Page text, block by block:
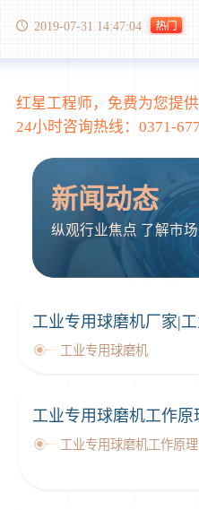
2019-07-31 14:47:04
红星工程师，免费为您提
24小时咨询热线： 0371-
新闻动态
纵观行业焦点 了解市
工业专用球磨机厂家|
工业专用球磨机
工业专用球磨机工作
工业专用球磨机工作原